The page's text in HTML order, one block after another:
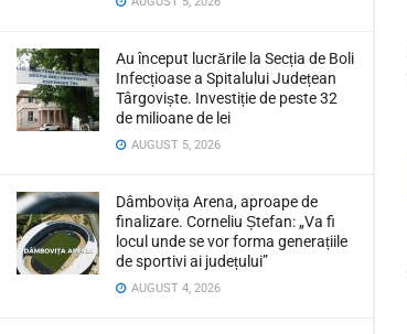
Au început lucrările la Secția de Boli
Infecțioase a Spitalului Județean
Târgoviște. Investiție de peste 32
de milioane de lei
AUGUST 5, 2026
Dâmbovița Arena, aproape de
finalizare. Corneliu Ștefan: „Va fi
locul unde se vor forma generațiile
de sportivi ai județului”
AUGUST 4, 2026